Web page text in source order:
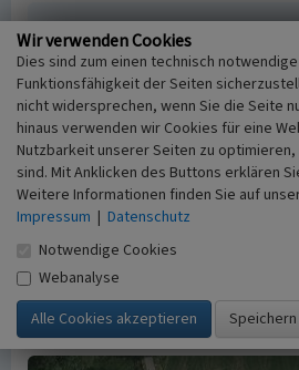
Empfohlene Zitierweise
Urheberrechtlicher Hinweis
Der hier präsentierte Inhalt ist
geschützt. Die angezeigten
möglicherweise zusätzlichen
Bedingungen, die an diesen
Empfohlene Zitierweise
„Steinbruch bei Borbeck”. In:
Kultur.Landschaft.Digital. URL:
https://www.kuladig.de/
20080225-0073
Wir verwenden Cookies
Dies sind zum einen technisch
Funktionsfähigkeit der Seiten
nicht widersprechen, wenn Sie die Seite
hinaus verwenden wir Cookies für eine
Nutzbarkeit unserer Seiten zu
sind. Mit Anklicken des Buttons erklären
Weitere Informationen finden Sie auf
Impressum | Datenschutz
Notwendige Cookies
Webanalyse